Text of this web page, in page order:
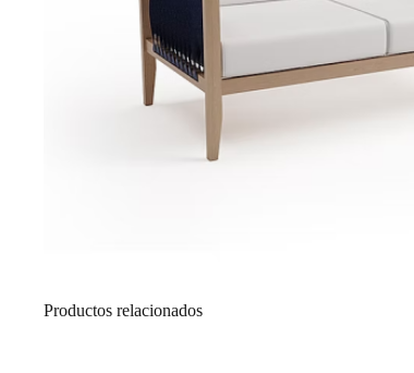
Productos relacionados